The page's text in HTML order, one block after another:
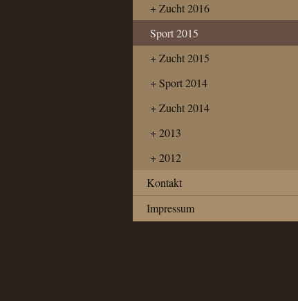
Zucht 2016
Sport 2015
Zucht 2015
Sport 2014
Zucht 2014
2013
2012
Kontakt
Impressum